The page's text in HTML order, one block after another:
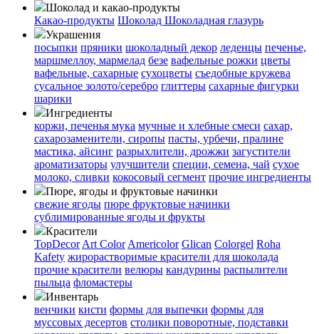
Шоколад и какао-продукты
Какао-продукты Шоколад Шоколадная глазурь
Украшения
посыпки пряники шоколадный декор леденцы печенье,
маршмеллоу, мармелад безе вафельные рожки цветы
вафельные, сахарные сухоцветы съедобные кружева
сусальное золото/серебро глиттеры сахарные фигурки
шарики
Ингредиенты
коржи, печенья мука мучные и хлебные смеси сахар,
сахарозаменители, сиропы пасты, урбечи, пралине
мастика, айсинг разрыхлители, дрожжи загустители
ароматизаторы улучшители специи, семена, чай сухое
молоко, сливки кокосовый сегмент прочие ингредиенты
Пюре, ягоды и фруктовые начинки
свежие ягоды пюре фруктовые начинки
сублимированные ягоды и фрукты
Красители
TopDecor Art Color Americolor Glican Colorgel Roha
Kafety жирорастворимые красители для шоколада
прочие красители велюры кандурины распылители
пыльца фломастеры
Инвентарь
венчики кисти формы для выпечки формы для
муссовых десертов столики поворотные, подставки